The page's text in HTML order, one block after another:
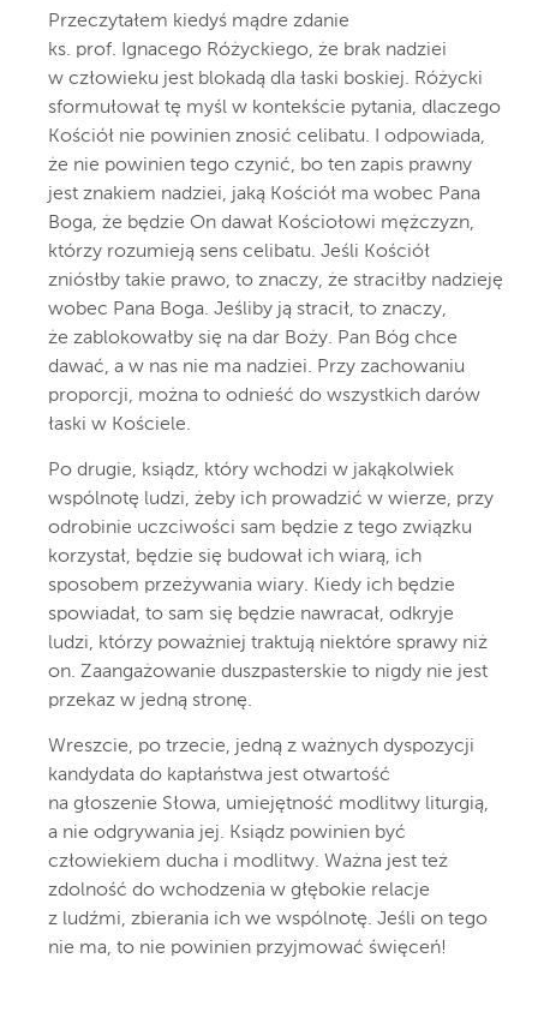
Przeczytałem kiedyś mądre zdanie
ks. prof. Ignacego Różyckiego, że brak nadziei
w człowieku jest blokadą dla łaski boskiej. Różycki
sformułował tę myśl w kontekście pytania, dlaczego
Kościół nie powinien znosić celibatu. I odpowiada,
że nie powinien tego czynić, bo ten zapis prawny
jest znakiem nadziei, jaką Kościół ma wobec Pana
Boga, że będzie On dawał Kościołowi mężczyzn,
którzy rozumieją sens celibatu. Jeśli Kościół
zniósłby takie prawo, to znaczy, że straciłby nadzieję
wobec Pana Boga. Jeśliby ją stracił, to znaczy,
że zablokowałby się na dar Boży. Pan Bóg chce
dawać, a w nas nie ma nadziei. Przy zachowaniu
proporcji, można to odnieść do wszystkich darów
łaski w Kościele.
Po drugie, ksiądz, który wchodzi w jakąkolwiek
wspólnotę ludzi, żeby ich prowadzić w wierze, przy
odrobinie uczciwości sam będzie z tego związku
korzystał, będzie się budował ich wiarą, ich
sposobem przeżywania wiary. Kiedy ich będzie
spowiadał, to sam się będzie nawracał, odkryje
ludzi, którzy poważniej traktują niektóre sprawy niż
on. Zaangażowanie duszpasterskie to nigdy nie jest
przekaz w jedną stronę.
Wreszcie, po trzecie, jedną z ważnych dyspozycji
kandydata do kapłaństwa jest otwartość
na głoszenie Słowa, umiejętność modlitwy liturgią,
a nie odgrywania jej. Ksiądz powinien być
człowiekiem ducha i modlitwy. Ważna jest też
zdolność do wchodzenia w głębokie relacje
z ludźmi, zbierania ich we wspólnotę. Jeśli on tego
nie ma, to nie powinien przyjmować święceń!